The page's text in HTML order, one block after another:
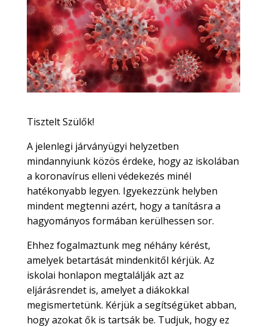
Tisztelt Szülők!
A jelenlegi járványügyi helyzetben
mindannyiunk közös érdeke, hogy az iskolában
a koronavírus elleni védekezés minél
hatékonyabb legyen. Igyekezzünk helyben
mindent megtenni azért, hogy a tanításra a
hagyományos formában kerülhessen sor.
Ehhez fogalmaztunk meg néhány kérést,
amelyek betartását mindenkitől kérjük. Az
iskolai honlapon megtalálják azt az
eljárásrendet is, amelyet a diákokkal
megismertetünk. Kérjük a segítségüket abban,
hogy azokat ők is tartsák be. Tudjuk, hogy ez